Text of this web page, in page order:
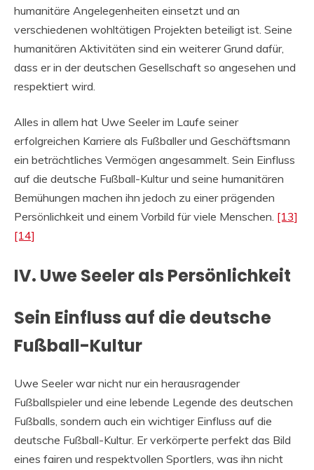
humanitäre Angelegenheiten einsetzt und an
verschiedenen wohltätigen Projekten beteiligt ist. Seine
humanitären Aktivitäten sind ein weiterer Grund dafür,
dass er in der deutschen Gesellschaft so angesehen und
respektiert wird.
Alles in allem hat Uwe Seeler im Laufe seiner
erfolgreichen Karriere als Fußballer und Geschäftsmann
ein beträchtliches Vermögen angesammelt. Sein Einfluss
auf die deutsche Fußball-Kultur und seine humanitären
Bemühungen machen ihn jedoch zu einer prägenden
Persönlichkeit und einem Vorbild für viele Menschen. [13]
[14]
IV. Uwe Seeler als Persönlichkeit
Sein Einfluss auf die deutsche
Fußball-Kultur
Uwe Seeler war nicht nur ein herausragender
Fußballspieler und eine lebende Legende des deutschen
Fußballs, sondern auch ein wichtiger Einfluss auf die
deutsche Fußball-Kultur. Er verkörperte perfekt das Bild
eines fairen und respektvollen Sportlers, was ihn nicht